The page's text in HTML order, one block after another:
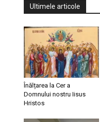
Ultimele articole
Înălțarea la Cer a
Domnului nostru Iisus
Hristos